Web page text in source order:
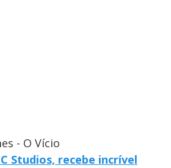
- O Vício
Studios, recebe incrível